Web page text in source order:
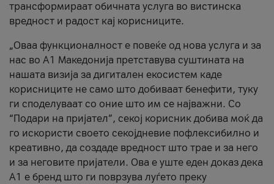
трансформираат обичната услуга во вистинска
вредност и радост кај корисниците.
„Оваа функционалност е повеќе од нова услуга и за
нас во А1 Македонија претставува суштината на
нашата визија за дигитален екосистем каде
корисниците не само што добиваат бенефити, туку
ги споделуваат со оние што им се најважни. Со
“Подари на пријател”, секој корисник добива моќ да
го искористи своето секојдневие пофлексибилно и
креативно, да создаде вредност што трае и за него
и за неговите пријатели. Ова е уште еден доказ дека
А1 е бренд што ги поврзува луѓето преку